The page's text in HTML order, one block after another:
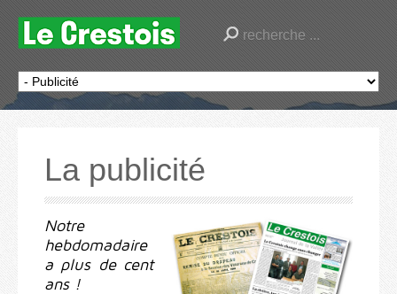
La publicité
Notre
hebdomadaire
a plus de cent
ans !